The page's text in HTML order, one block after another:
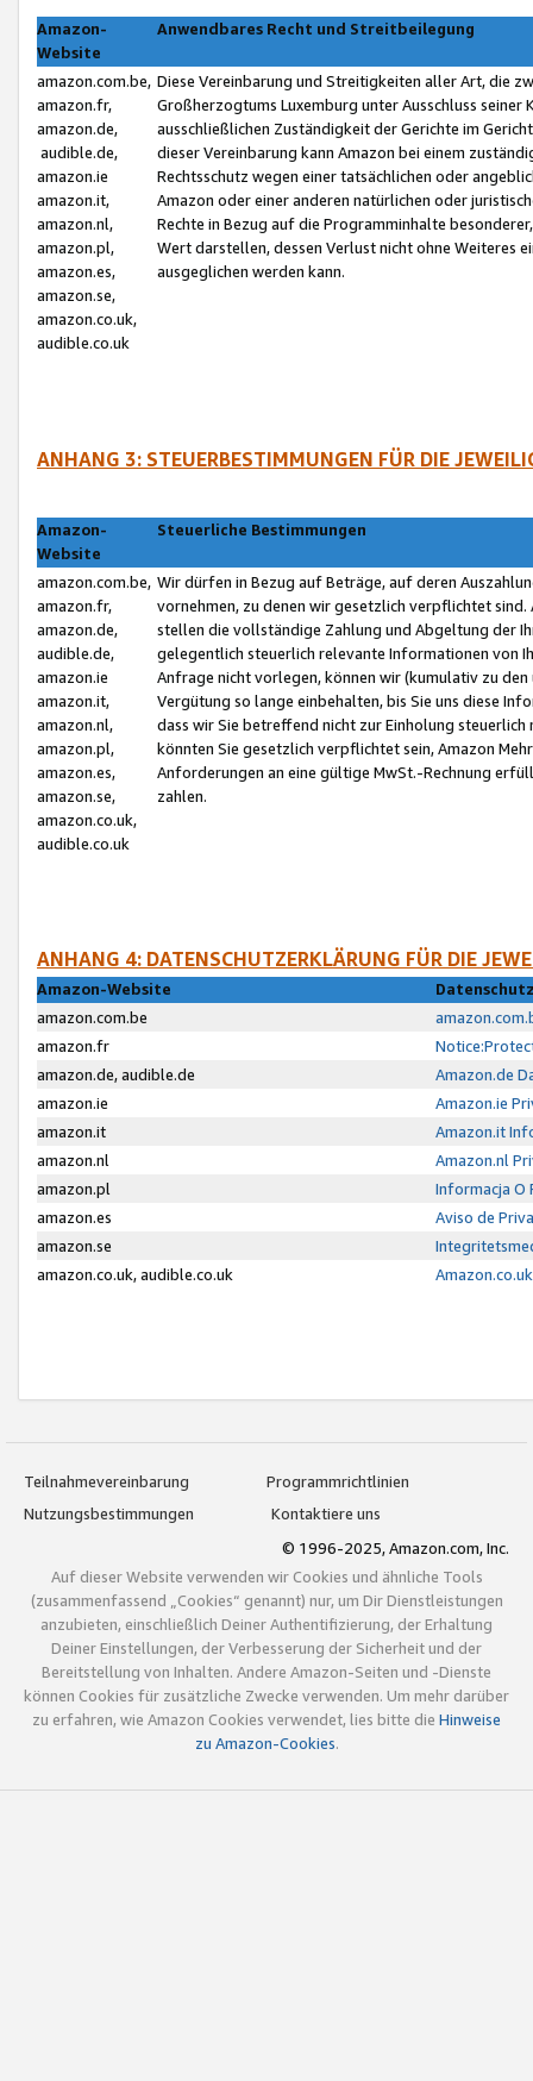
Amazon-
Website
Anwendbares Recht und Streitbeilegung
amazon.com.be,
amazon.fr,
amazon.de,
audible.de,
amazon.ie
amazon.it,
amazon.nl,
amazon.pl,
amazon.es,
amazon.se,
amazon.co.uk,
audible.co.uk
Diese Vereinbarung und Streitigkeiten aller Art, die
Großherzogtums Luxemburg unter Ausschluss
ausschließlichen Zuständigkeit der Gerichte im
dieser Vereinbarung kann Amazon bei einem
Rechtsschutz wegen einer tatsächlichen oder
Amazon oder einer anderen natürlichen oder
Rechte in Bezug auf die Programminhalte
Wert darstellen, dessen Verlust nicht ohne Weiteres
ausgeglichen werden kann.
ANHANG 3: STEUERBESTIMMUNGEN FÜR DIE
Amazon-
Website
Steuerliche Bestimmungen
amazon.com.be,
amazon.fr,
amazon.de,
audible.de,
amazon.ie
amazon.it,
amazon.nl,
amazon.pl,
amazon.es,
amazon.se,
amazon.co.uk,
audible.co.uk
Wir dürfen in Bezug auf Beträge, auf deren
vornehmen, zu denen wir gesetzlich verpflichtet
stellen die vollständige Zahlung und Abgeltung der
gelegentlich steuerlich relevante Informationen von
Anfrage nicht vorlegen, können wir (kumulativ zu
Vergütung so lange einbehalten, bis Sie uns diese
dass wir Sie betreffend nicht zur Einholung
könnten Sie gesetzlich verpflichtet sein, Amazon
Anforderungen an eine gültige MwSt.-Rechnung
zahlen.
ANHANG 4: DATENSCHUTZERKLÄRUNG FÜR DIE
Amazon-Website
amazon.com.be
amazon.fr
amazon.de, audible.de
Amazon.de
amazon.ie
Amazon.ie
amazon.it
Amazon.it
amazon.nl
Amazon.nl
amazon.pl
Informacja O
amazon.es
Aviso de
amazon.se
amazon.co.uk, audible.co.uk
Teilnahmevereinbarung
Programmrichtlinien
Nutzungsbestimmungen
Kontaktiere uns
© 1996-2025, Amazon.com, Inc.
Auf dieser Website verwenden wir Cookies und ähnliche Tools
(zusammenfassend „Cookies“ genannt) nur, um Dir Dienstleistungen
anzubieten, einschließlich Deiner Authentifizierung, der Erhaltung
Deiner Einstellungen, der Verbesserung der Sicherheit und der
Bereitstellung von Inhalten. Andere Amazon-Seiten und -Dienste
können Cookies für zusätzliche Zwecke verwenden. Um mehr darüber
zu erfahren, wie Amazon Cookies verwendet, lies bitte die Hinweise
zu Amazon-Cookies.